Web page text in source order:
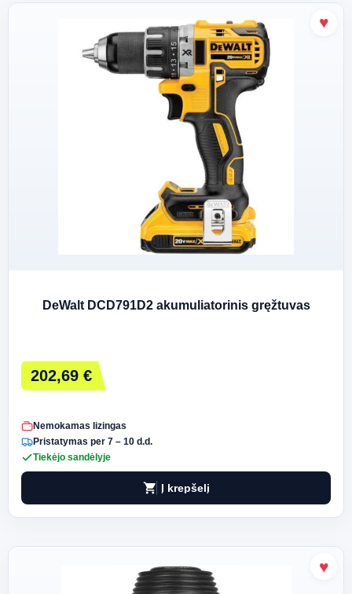
DeWalt DCD791D2 akumuliatorinis gręžtuvas
202,69 €
Nemokamas lizingas
Pristatymas per 7 – 10 d.d.
Tiekėjo sandėlyje
shopping_cart Į krepšelį